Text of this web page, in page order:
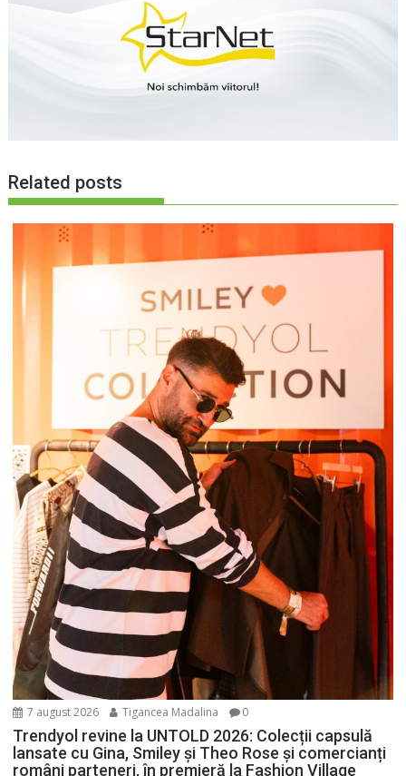
Related posts
7 august 2026 Tigancea Madalina 0
Trendyol revine la UNTOLD 2026: Colecții capsulă
lansate cu Gina, Smiley și Theo Rose și comercianți
români parteneri, în premieră la Fashion Village